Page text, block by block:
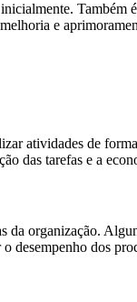
Também
e
atividades de
das tarefas e a
da organização.
dos